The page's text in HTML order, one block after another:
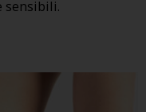
sensibili.